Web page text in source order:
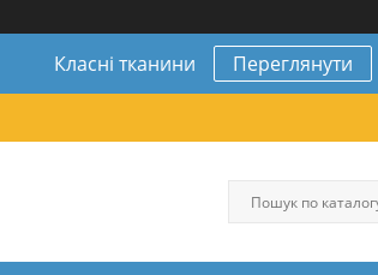
Класні тканини Переглянути